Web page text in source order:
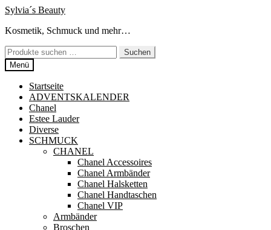
Zur
springen
Zum
springen
Sylvia´s Beauty
Kosmetik, Schmuck und mehr…
Suchen
nach:
Suchen
Menü
Startseite
ADVENTSKALENDER
Chanel
Estee Lauder
Diverse
SCHMUCK
CHANEL
Chanel Accessoires
Chanel Armbänder
Chanel Halsketten
Chanel Handtaschen
Chanel VIP
Armbänder
Broschen